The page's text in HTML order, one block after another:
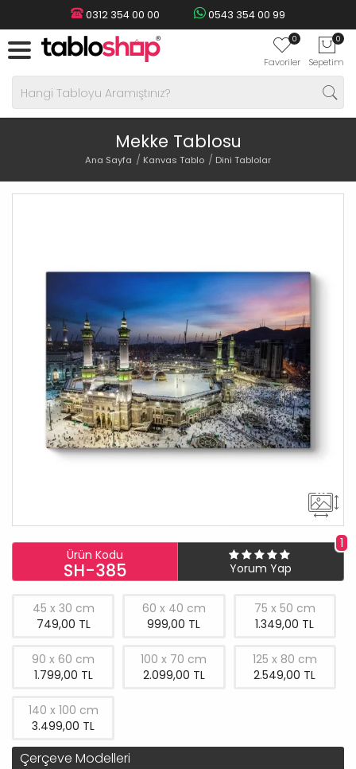
0312 354 00 00 0543 354 00 99
0
Favoriler
0
Sepetim
Mekke Tablosu
Ana Sayfa Kanvas Tablo Dini Tablolar
Ürün Kodu
SH-385
1
Yorum Yap
45 x 30 cm
749,00 TL
60 x 40 cm
999,00 TL
75 x 50 cm
1.349,00 TL
90 x 60 cm
1.799,00 TL
100 x 70 cm
2.099,00 TL
125 x 80 cm
2.549,00 TL
140 x 100 cm
3.499,00 TL
Çerçeve Modelleri